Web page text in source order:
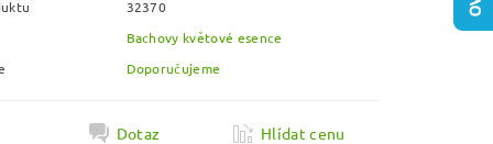
32370
Bachovy květové esence
Doporučujeme
Dotaz Hlídat cenu